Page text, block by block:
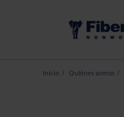
Inicio Quiénes somos